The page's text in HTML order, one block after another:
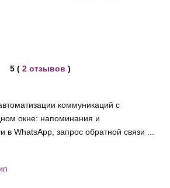
5 ( 2 отзывов )
коммуникаций с
окне: напоминания и
в WhatsApp, запрос обратной связи ...